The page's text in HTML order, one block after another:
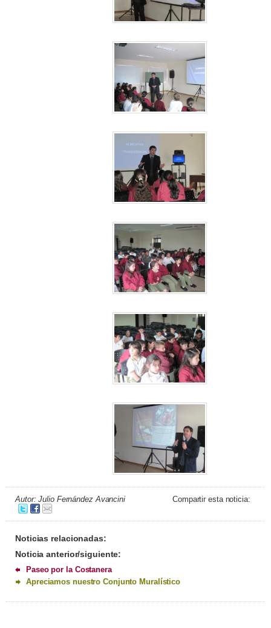
Autor: Julio Fernández Avancini Compartir esta noticia:
Noticias relacionadas:
Noticia anterior/siguiente:
Paseo por la Costanera
Apreciamos nuestro Conjunto Muralístico